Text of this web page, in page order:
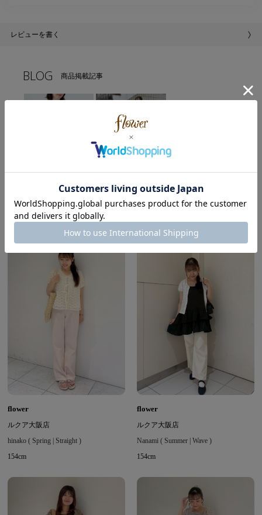
レビューを書く
BLOG 商品掲載記事
インスタライブご紹介item＊ 低身長さん必見☆おすすめボトム！
この商品を使用したコーディネート
flower
ルクア大阪店
hinako ( Spring | Straight )
154cm
flower
ルクア大阪店
Nanami ( Summer | Wave )
154cm